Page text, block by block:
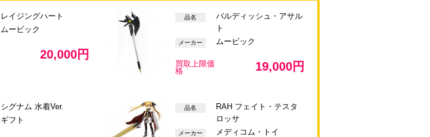
レイジングハート
ムービック
20,000円
品名
バルディッシュ・アサル
ト
メーカー ムービック
買取上限価
格
19,000円
シグナム 水着Ver.
ギフト
品名
RAH フェイト・テスタ
ロッサ
メーカー メディコム・トイ